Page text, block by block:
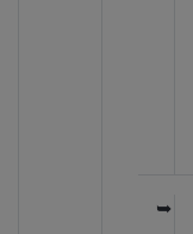
➥